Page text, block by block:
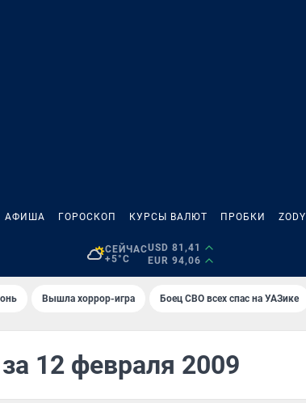
АФИША ГОРОСКОП КУРСЫ ВАЛЮТ ПРОБКИ ZODY
СЕЙЧАС
+5°C
USD 81,41
EUR 94,06
Вышла хоррор-игра Боец СВО всех спас на УАЗике
12 февраля 2009